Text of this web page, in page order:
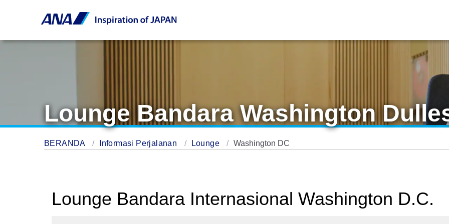
Lounge Bandara Washington
BERANDA Informasi Perjalanan Lounge Washington DC
Lounge Bandara Internasional Washington D.C.